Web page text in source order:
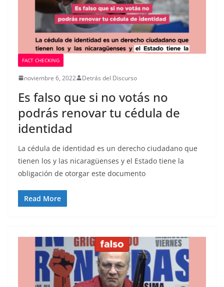
FACT CHECKING
noviembre 6, 2022 Detrás del Discurso
Es falso que si no votás no
podrás renovar tu cédula de
identidad
La cédula de identidad es un derecho ciudadano que
tienen los y las nicaragüenses y el Estado tiene la
obligación de otorgar este documento
Read More